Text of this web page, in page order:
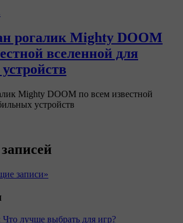
рогалик Mighty DOOM
вселенной для
Mighty DOOM по всем известной
устройств
записи»
лучше выбрать для игр?